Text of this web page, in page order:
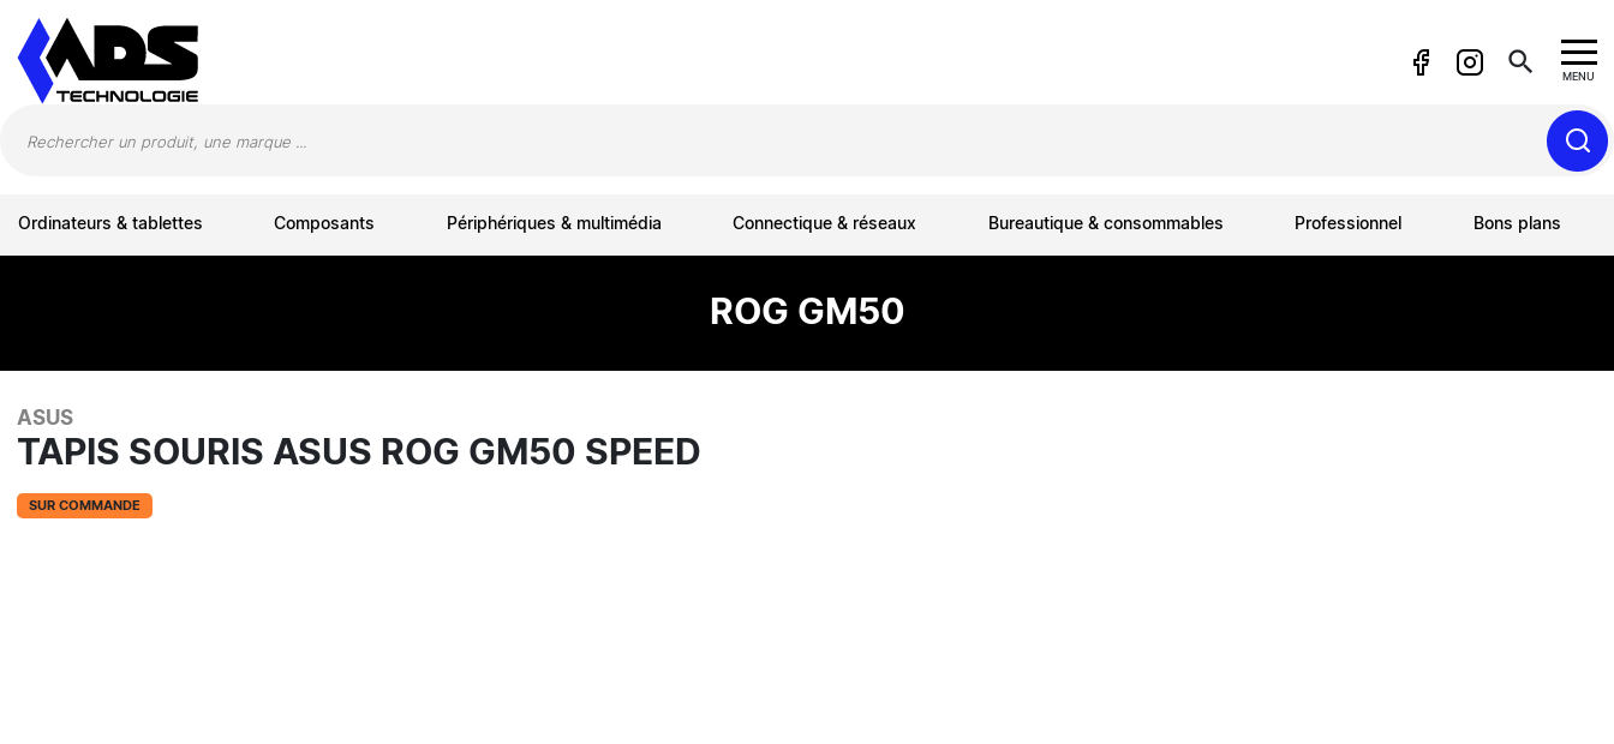
search MENU
Ordinateurs & tablettes Composants Périphériques & multimédia Connectique & réseaux Bureautique & consommables Professionnel Bons plans
ROG GM50
ASUS
TAPIS SOURIS ASUS ROG GM50 SPEED
SUR COMMANDE